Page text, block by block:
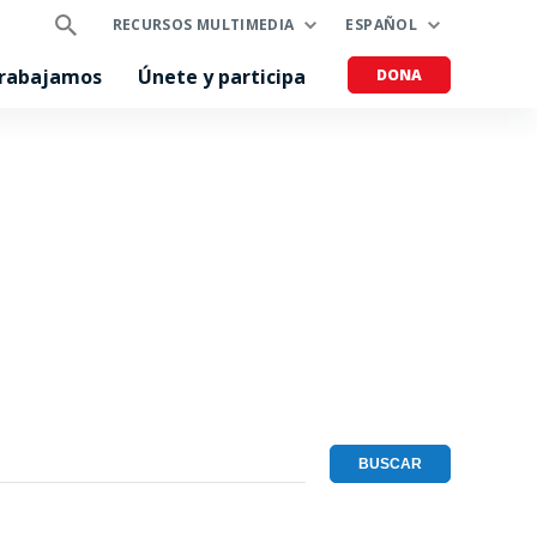
RECURSOS MULTIMEDIA ESPAÑOL
Únete y participa DONA